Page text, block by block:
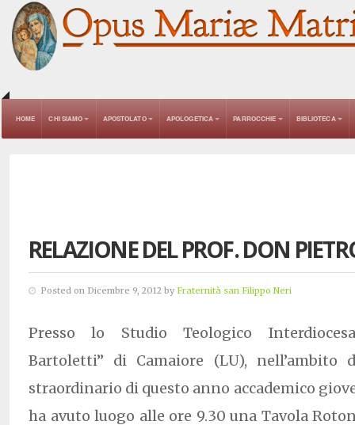
HOME CHI SIAMO APOSTOLATO APOLOGETICA PARROCCHIE BIBLIOTECA
RELAZIONE DEL PROF. DON
Posted on Dicembre 9, 2012 by Fraternità san Filippo Neri
Presso lo Studio Teologico
Bartoletti” di Camaiore (LU), nell’ambito
straordinario di questo anno accademico
ha avuto luogo alle ore 9.30 una Tavola